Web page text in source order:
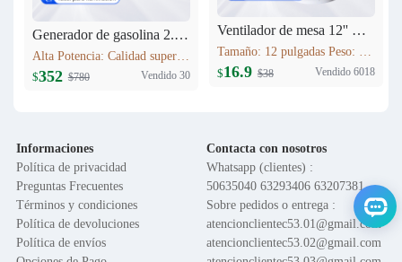
Generador de gasolina 2.2kVA EC2500CX
Alta Potencia: Calidad superior. Máxima Estabilidad: AVR, protege equipos. Bajo Consumo: Ahorro >10%. Bajo Ruido: Silenciador industrial. Versátil: Hogar/obras/exteriores. Portátil: Ligero, fácil transporte.
$352 $780 Vendido 30
Ventilador de mesa 12'' HFA-TP12A
Tamaño: 12 pulgadas Peso: 1.6 kg Voltaje: 120V 60HZ Material del motor: Cobre Función: Control de 3 velocidades; Oscilación; Inclinación vertical ajustable; Altura ajustable; Base en cruz; Rejilla de seguridad; Fácil montaje
$16.9 $38 Vendido 6018
Informaciones
Política de privacidad
Preguntas Frecuentes
Términos y condiciones
Política de devoluciones
Política de envíos
Contacta con nosotros
Whatsapp (clientes) :
50635040 63293406 63207381
Sobre pedidos o entrega :
atencionclientec53.01@gmail.com
atencionclientec53.02@gmail.com